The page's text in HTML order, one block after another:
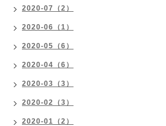
2020-07（2）
2020-06（1）
2020-05（6）
2020-04（6）
2020-03（3）
2020-02（3）
2020-01（2）